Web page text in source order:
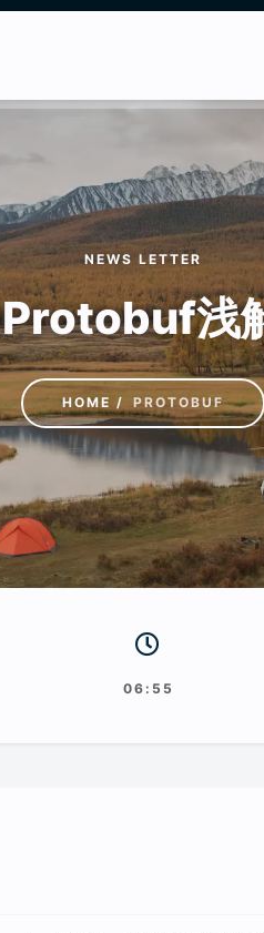
NEWS LETTER
Protobuf浅
HOME PROTOBUF
06:55